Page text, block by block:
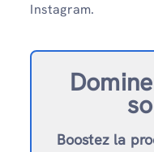
Instagram.
Boostez la